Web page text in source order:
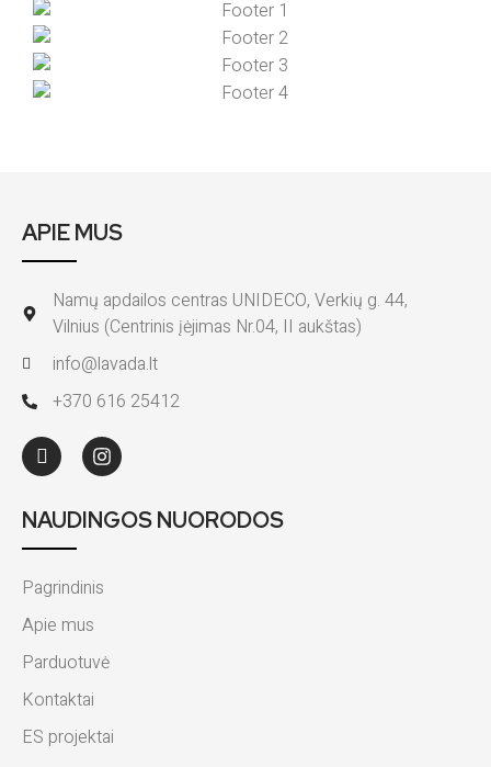
APIE MUS
Namų apdailos centras UNIDECO, Verkių g. 44,
Vilnius (Centrinis įėjimas Nr.04, II aukštas)
info@lavada.lt
+370 616 25412
NAUDINGOS NUORODOS
Pagrindinis
Apie mus
Parduotuvė
Kontaktai
ES projektai